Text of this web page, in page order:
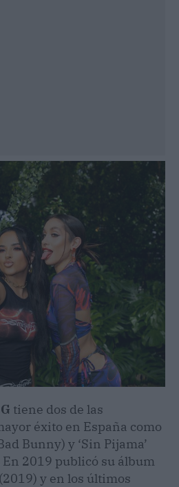
tiene dos de las
éxito en España como
Bunny) y ‘Sin Pijama’
2019 publicó su álbum
y en los últimos